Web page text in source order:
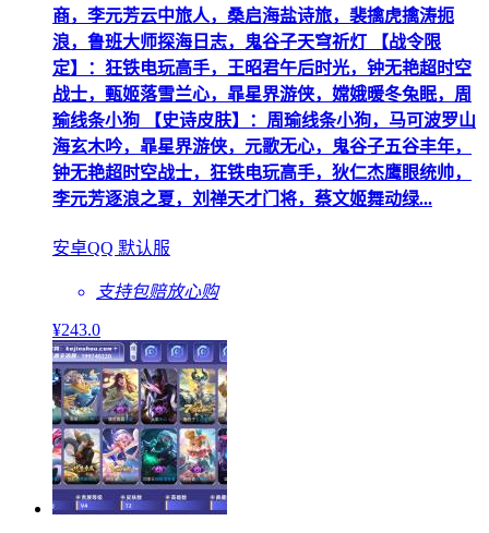
商，李元芳云中旅人，桑启海盐诗旅，裴擒虎擒涛扼
浪，鲁班大师探海日志，鬼谷子天穹祈灯 【战令限
定】：狂铁电玩高手，王昭君午后时光，钟无艳超时空
战士，甄姬落雪兰心，暃星界游侠，嫦娥暖冬兔眠，周
瑜线条小狗 【史诗皮肤】：周瑜线条小狗，马可波罗山
海玄木吟，暃星界游侠，元歌无心，鬼谷子五谷丰年，
钟无艳超时空战士，狂铁电玩高手，狄仁杰鹰眼统帅，
李元芳逐浪之夏，刘禅天才门将，蔡文姬舞动绿...
安卓QQ 默认服
支持包赔放心购
¥243.0